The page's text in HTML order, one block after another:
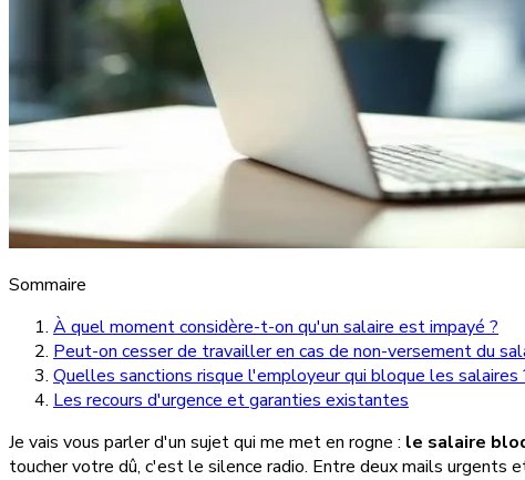
Sommaire
À quel moment considère-t-on qu'un salaire est impayé ?
Peut-on cesser de travailler en cas de non-versement du
Quelles sanctions risque l'employeur qui bloque les salaires
Les recours d'urgence et garanties existantes
Je vais vous parler d'un sujet qui me met en rogne : le salaire
toucher votre dû, c'est le silence radio. Entre deux mails urgents